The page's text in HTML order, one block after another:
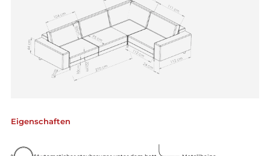
Eigenschaften